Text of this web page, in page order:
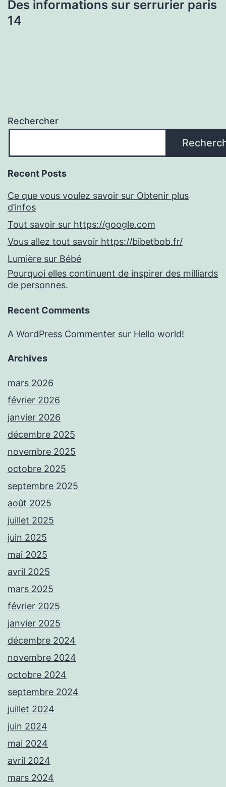
Des informations sur serrurier paris
14
Rechercher
Recent Posts
Ce que vous voulez savoir sur Obtenir plus
d’infos
Tout savoir sur https://google.com
Vous allez tout savoir https://bibetbob.fr/
Lumière sur Bébé
Pourquoi elles continuent de inspirer des milliards
de personnes.
Recent Comments
A WordPress Commenter sur Hello world!
Archives
mars 2026
février 2026
janvier 2026
décembre 2025
novembre 2025
octobre 2025
septembre 2025
août 2025
juillet 2025
juin 2025
mai 2025
avril 2025
mars 2025
février 2025
janvier 2025
décembre 2024
novembre 2024
octobre 2024
septembre 2024
juillet 2024
juin 2024
mai 2024
avril 2024
mars 2024